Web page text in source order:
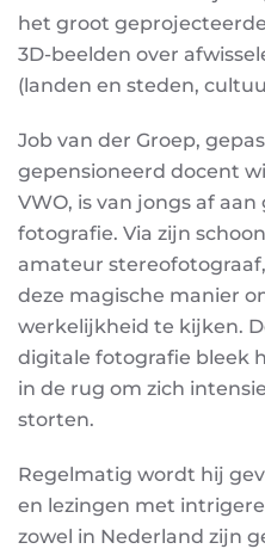
het groot
3D-beelden over
(landen en steden,
Job van der Groep,
gepensioneerd docent
VWO, is van jongs af
fotografie. Via zijn
amateur
deze magische manier
werkelijkheid te kijken.
digitale fotografie bleek
in de rug om zich
storten.
Regelmatig wordt hij
en lezingen met
zowel in Nederland zijn